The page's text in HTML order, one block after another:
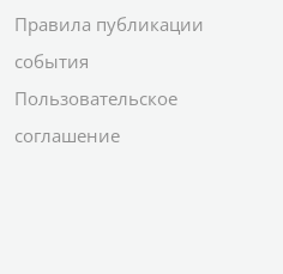
Правила публикации
события
Пользовательское
соглашение